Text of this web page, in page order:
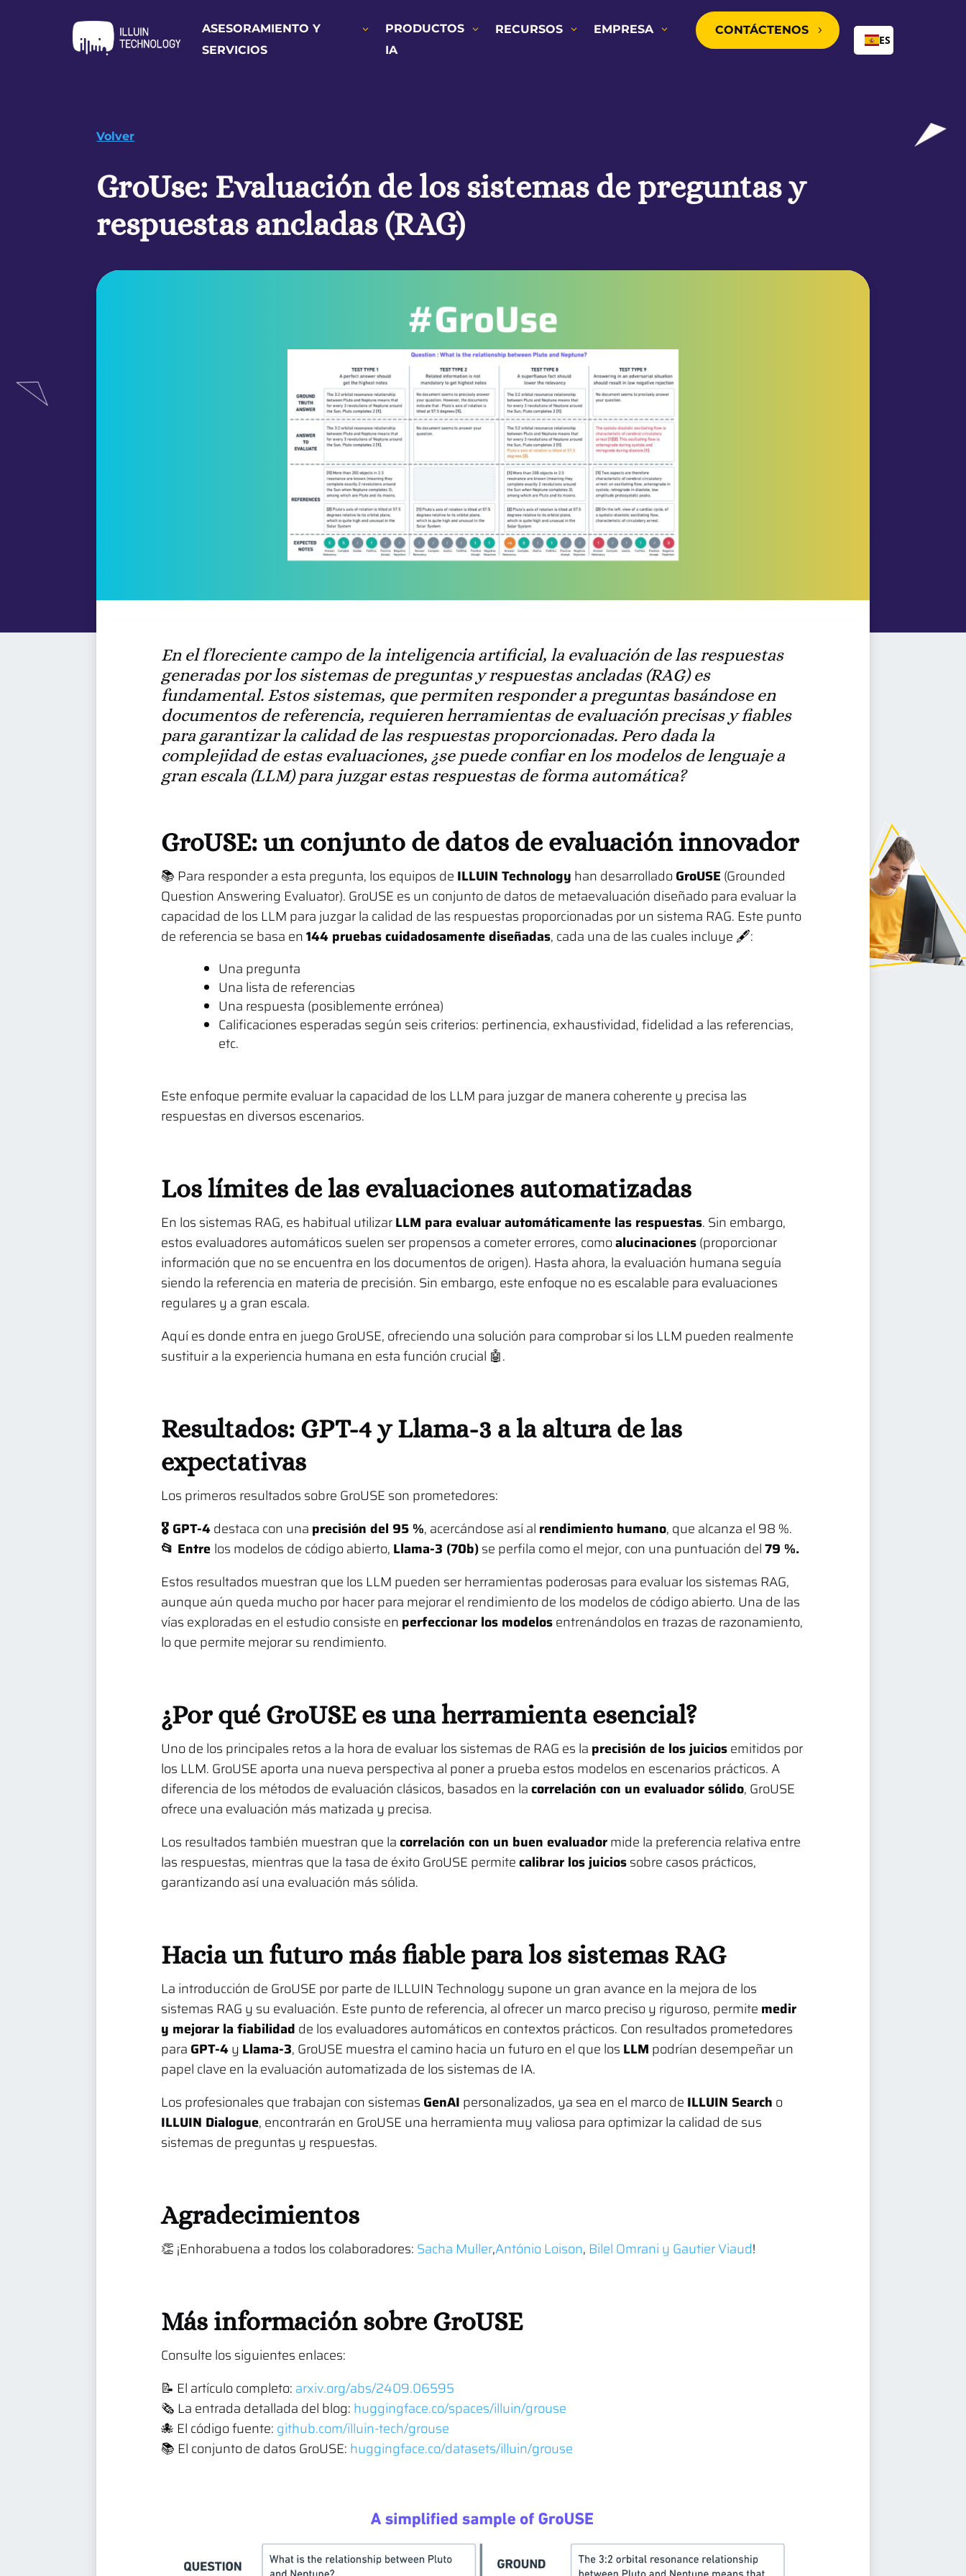
ASESORAMIENTO Y
SERVICIOS
PRODUCTOS
IA
RECURSOS EMPRESA CONTÁCTENOS 5
ES
Volver
GroUse: Evaluación de los sistemas de preguntas y
respuestas ancladas (RAG)
En el floreciente campo de la inteligencia artificial, la evaluación de las respuestas
generadas por los sistemas de preguntas y respuestas ancladas (RAG) es
fundamental. Estos sistemas, que permiten responder a preguntas basándose en
documentos de referencia, requieren herramientas de evaluación precisas y fiables
para garantizar la calidad de las respuestas proporcionadas. Pero dada la
complejidad de estas evaluaciones, ¿se puede confiar en los modelos de lenguaje a
gran escala (LLM) para juzgar estas respuestas de forma automática?
GroUSE: un conjunto de datos de evaluación innovador
📚 Para responder a esta pregunta, los equipos de ILLUIN Technology han desarrolladoGroUSE (Grounded
Question Answering Evaluator). GroUSE es un conjunto de datos de metaevaluación diseñado para evaluar la
capacidad de los LLM para juzgar la calidad de las respuestas proporcionadas por un sistema RAG. Este punto
de referencia se basa en144 pruebas cuidadosamente diseñadas, cada una de las cuales incluye 🖋️:
Una pregunta
Una lista de referencias
Una respuesta (posiblemente errónea)
Calificaciones esperadas según seis criterios: pertinencia, exhaustividad, fidelidad a las referencias,
etc.
Este enfoque permite evaluar la capacidad de los LLM para juzgar de manera coherente y precisa las
respuestas en diversos escenarios.
Los límites de las evaluaciones automatizadas
En los sistemas RAG, es habitual utilizarLLM para evaluar automáticamente las respuestas. Sin embargo,
estos evaluadores automáticos suelen ser propensos a cometer errores, comoalucinaciones(proporcionar
información que no se encuentra en los documentos de origen). Hasta ahora, la evaluación humana seguía
siendo la referencia en materia de precisión. Sin embargo, este enfoque no es escalable para evaluaciones
regulares y a gran escala.
Aquí es donde entra en juego GroUSE, ofreciendo una solución para comprobar si los LLM pueden realmente
sustituir a la experiencia humana en esta función crucial 🤖.
Resultados: GPT-4 y Llama-3 a la altura de las
expectativas
Los primeros resultados sobre GroUSE son prometedores:
🎖️ GPT-4destaca con una precisión del 95 %, acercándose así al rendimiento humano, que alcanza el 98 %.
📂 Entre los modelos de código abierto, Llama-3 (70b)se perfila como el mejor, con una puntuación del79 %.
Estos resultados muestran que los LLM pueden ser herramientas poderosas para evaluar los sistemas RAG,
aunque aún queda mucho por hacer para mejorar el rendimiento de los modelos de código abierto. Una de las
vías exploradas en el estudio consiste en perfeccionar los modelosentrenándolos en trazas de razonamiento,
lo que permite mejorar su rendimiento.
¿Por qué GroUSE es una herramienta esencial?
Uno de los principales retos a la hora de evaluar los sistemas de RAG es la precisión de los juiciosemitidos por
los LLM. GroUSE aporta una nueva perspectiva al poner a prueba estos modelos en escenarios prácticos. A
diferencia de los métodos de evaluación clásicos, basados en lacorrelación con un evaluador sólido, GroUSE
ofrece una evaluación más matizada y precisa.
Los resultados también muestran que lacorrelación con un buen evaluadormide la preferencia relativa entre
las respuestas, mientras que la tasa de éxito GroUSE permitecalibrar los juiciossobre casos prácticos,
garantizando así una evaluación más sólida.
Hacia un futuro más fiable para los sistemas RAG
La introducción de GroUSE por parte de ILLUIN Technology supone un gran avance en la mejora de los
sistemas RAG y su evaluación. Este punto de referencia, al ofrecer un marco preciso y riguroso, permite medir
y mejorar la fiabilidad de los evaluadores automáticos en contextos prácticos. Con resultados prometedores
para GPT-4y Llama-3, GroUSE muestra el camino hacia un futuro en el que los LLM podrían desempeñar un
papel clave en la evaluación automatizada de los sistemas de IA.
Los profesionales que trabajan con sistemas GenAI personalizados, ya sea en el marco de ILLUIN Search o
ILLUIN Dialogue, encontrarán en GroUSE una herramienta muy valiosa para optimizar la calidad de sus
sistemas de preguntas y respuestas.
Agradecimientos
👏 ¡Enhorabuena a todos los colaboradores: Sacha Muller,António Loison, Bilel Omrani y Gautier Viaud!
Más información sobre GroUSE
Consulte los siguientes enlaces:
📝 El artículo completo: arxiv.org/abs/2409.06595
🗞️ La entrada detallada del blog: huggingface.co/spaces/illuin/grouse
🐙 El código fuente: github.com/illuin-tech/grouse
📚 El conjunto de datos GroUSE: huggingface.co/datasets/illuin/grouse